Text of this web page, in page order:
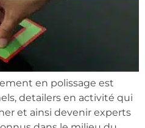
en polissage est
detailers en activité qui
et ainsi devenir experts